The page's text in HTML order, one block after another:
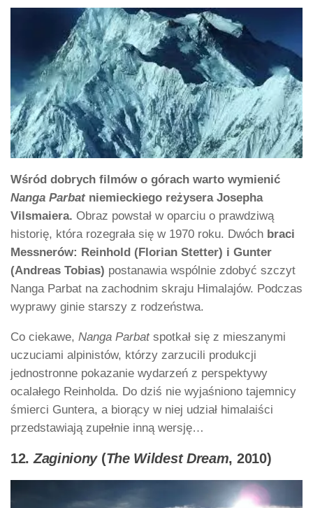
Wśród dobrych filmów o górach warto wymienić
Nanga Parbatniemieckiego reżysera Josepha
Vilsmaiera. Obraz powstał w oparciu o prawdziwą
historię, która rozegrała się w 1970 roku. Dwóch braci
Messnerów: Reinhold (Florian Stetter) i Gunter
(Andreas Tobias) postanawia wspólnie zdobyć szczyt
Nanga Parbat na zachodnim skraju Himalajów. Podczas
wyprawy ginie starszy z rodzeństwa.
Co ciekawe, Nanga Parbatspotkał się z mieszanymi
uczuciami alpinistów, którzy zarzucili produkcji
jednostronne pokazanie wydarzeń z perspektywy
ocalałego Reinholda. Do dziś nie wyjaśniono tajemnicy
śmierci Guntera, a biorący w niej udział himalaiści
przedstawiają zupełnie inną wersję…
12.Zaginiony(The Wildest Dream, 2010)